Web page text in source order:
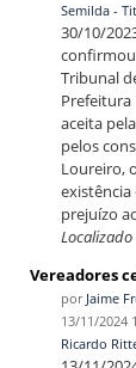
Semilda -
30/10/
confirmou
Tribunal
Prefeitura
aceita
pelos
Loureiro,
existência
prejuízo
Localizado
Vereadores
por Jaime
13/11/2024
Ricardo